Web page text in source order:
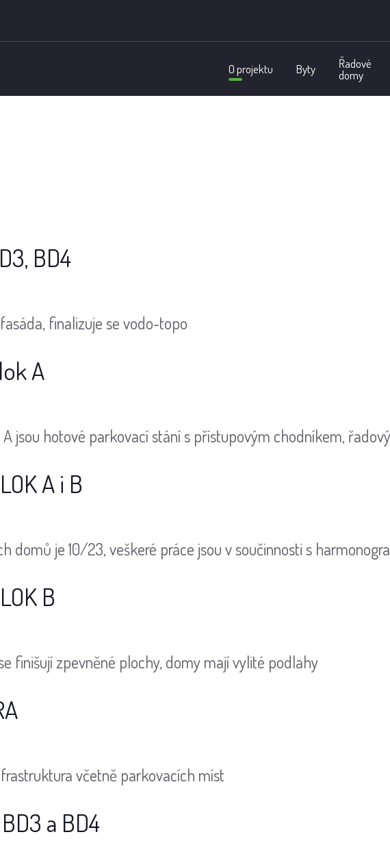
O projektu Byty
Řadové
domy
BD4
finalizuje se vodo-topo
A
jsou hotové parkovací stání s přístupovým chodníkem,
A i B
domů je 10/23, veškeré práce jsou v součinnosti s
B
finišují zpevněné plochy, domy mají vylité podlahy
včetně parkovacích míst
a BD4